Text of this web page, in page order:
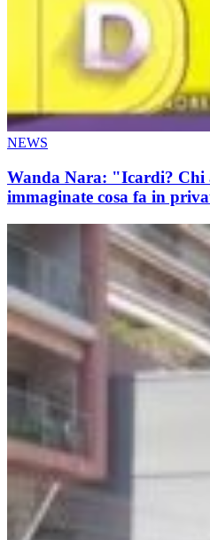
NEWS
Wanda Nara: "Icardi? Chi
immaginate cosa fa in